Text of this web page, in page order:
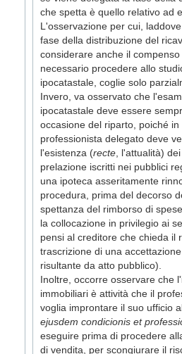
che spetta è quello relativo ad
L'osservazione per cui,
fase della distribuzione del
considerare anche il
necessario procedere allo
ipocatastale, coglie solo
Invero, va osservato che
ipocatastale deve essere
occasione del riparto, poiché
professionista delegato deve
l'esistenza (recte , l'attualità)
prelazione iscritti nei pubblici
una ipoteca asseritamente
procedura, prima del decorso
spettanza del rimborso di
la collocazione in privilegio ai
pensi al creditore che chieda il
trascrizione di una
risultante da atto pubblico).
Inoltre, occorre osservare che
immobiliari è attività che il
voglia improntare il suo ufficio
ejusdem condicionis et
eseguire prima di procedere
di vendita, per scongiurare il